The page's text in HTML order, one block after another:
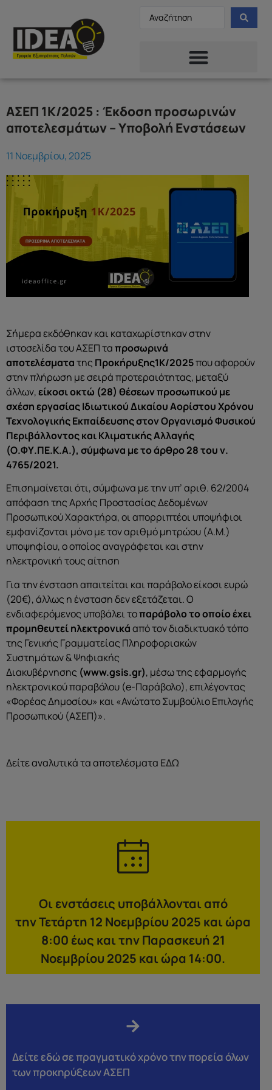
ΑΣΕΠ 1Κ/2025 : Έκδοση προσωρινών
αποτελεσμάτων – Υποβολή Ενστάσεων
11 Νοεμβρίου, 2025
Σήμερα εκδόθηκαν και καταχωρίστηκαν στην
ιστοσελίδα του ΑΣΕΠ ταπροσωρινά
αποτελέσματατης Προκήρυξης1Κ/2025που αφορούν
στην πλήρωση με σειρά προτεραιότητας, μεταξύ
άλλων,είκοσι οκτώ (28) θέσεων προσωπικού με
σχέση εργασίας Ιδιωτικού Δικαίου Αορίστου Χρόνου
Τεχνολογικής Εκπαίδευσης στον Οργανισμό Φυσικού
Περιβάλλοντος και Κλιματικής Αλλαγής
(Ο.ΦΥ.ΠΕ.Κ.Α.), σύμφωνα με το άρθρο 28 του ν.
4765/2021.
Επισημαίνεται ότι, σύμφωνα με την υπ’ αριθ. 62/2004
απόφαση της Αρχής Προστασίας Δεδομένων
Προσωπικού Χαρακτήρα, οι απορριπτέοι υποψήφιοι
εμφανίζονται μόνο με τον αριθμό μητρώου (Α.Μ.)
υποψηφίου, ο οποίος αναγράφεται και στην
ηλεκτρονική τους αίτηση
Για την ένσταση απαιτείται και παράβολο είκοσι ευρώ
(20€), άλλως η ένσταση δεν εξετάζεται. Ο
ενδιαφερόμενος υποβάλει τοπαράβολο το οποίο έχει
προμηθευτεί ηλεκτρονικάαπό τον διαδικτυακό τόπο
της Γενικής Γραμματείας Πληροφοριακών
Συστημάτων & Ψηφιακής
Διακυβέρνησης (www.gsis.gr), μέσω της εφαρμογής
ηλεκτρονικού παραβόλου (e-Παράβολο), επιλέγοντας
«Φορέας Δημοσίου» και «Ανώτατο Συμβούλιο Επιλογής
Προσωπικού (ΑΣΕΠ)».
Δείτε αναλυτικά τα αποτελέσματα ΕΔΩ
Οι ενστάσεις υποβάλλονται από
την Τετάρτη 12 Νοεμβρίου 2025 και ώρα
8:00 έως και την Παρασκευή 21
Νοεμβρίου 2025 και ώρα 14:00.
Δείτε εδώ σε πραγματικό χρόνο την πορεία όλων
των προκηρύξεων ΑΣΕΠ